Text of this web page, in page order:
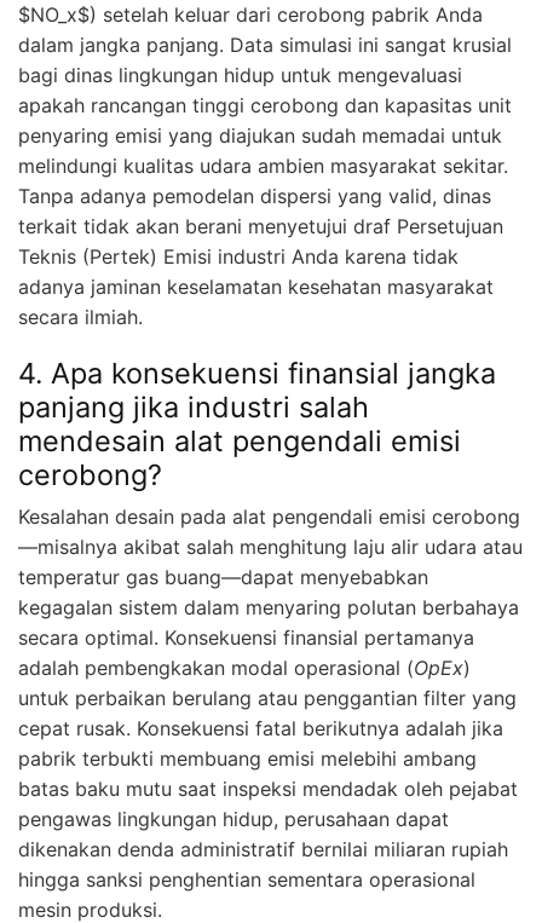
$NO_x$) setelah keluar dari cerobong pabrik Anda
dalam jangka panjang. Data simulasi ini sangat krusial
bagi dinas lingkungan hidup untuk mengevaluasi
apakah rancangan tinggi cerobong dan kapasitas unit
penyaring emisi yang diajukan sudah memadai untuk
melindungi kualitas udara ambien masyarakat sekitar.
Tanpa adanya pemodelan dispersi yang valid, dinas
terkait tidak akan berani menyetujui draf Persetujuan
Teknis (Pertek) Emisi industri Anda karena tidak
adanya jaminan keselamatan kesehatan masyarakat
secara ilmiah.
4. Apa konsekuensi finansial jangka
panjang jika industri salah
mendesain alat pengendali emisi
cerobong?
Kesalahan desain pada alat pengendali emisi cerobong
—misalnya akibat salah menghitung laju alir udara atau
temperatur gas buang—dapat menyebabkan
kegagalan sistem dalam menyaring polutan berbahaya
secara optimal. Konsekuensi finansial pertamanya
adalah pembengkakan modal operasional (OpEx)
untuk perbaikan berulang atau penggantian filter yang
cepat rusak. Konsekuensi fatal berikutnya adalah jika
pabrik terbukti membuang emisi melebihi ambang
batas baku mutu saat inspeksi mendadak oleh pejabat
pengawas lingkungan hidup, perusahaan dapat
dikenakan denda administratif bernilai miliaran rupiah
hingga sanksi penghentian sementara operasional
mesin produksi.